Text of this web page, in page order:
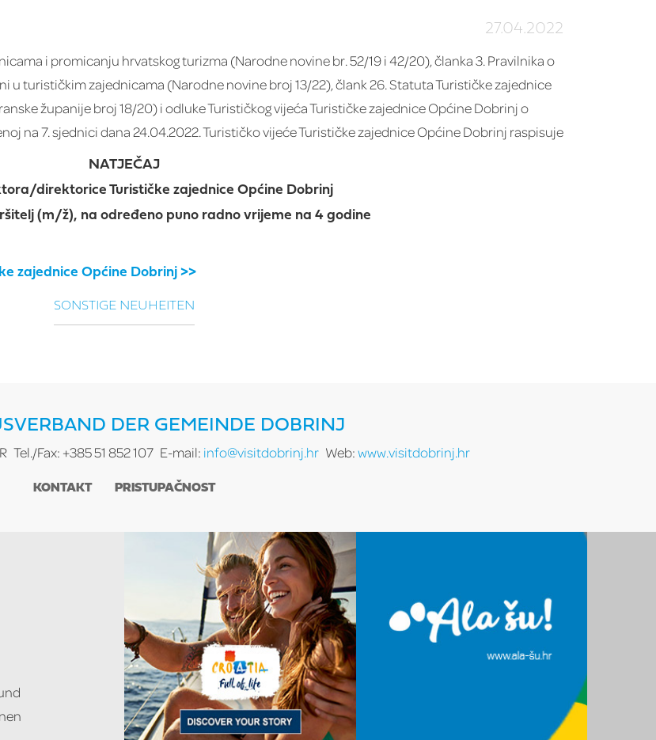
27.04.2022
i promicanju hrvatskog turizma (Narodne novine br. 52/19 i 42/20), članka 3. Pravilnika o
turističkim zajednicama (Narodne novine broj 13/22), člank 26. Statuta Turističke zajednice
županije broj 18/20) i odluke Turističkog vijeća Turističke zajednice Općine Dobrinj o
na 7. sjednici dana 24.04.2022. Turističko vijeće Turističke zajednice Općine Dobrinj raspisuje
NATJEČAJ
direktorice Turističke zajednice Općine Dobrinj
(m/ž), na određeno puno radno vrijeme na 4 godine
zajednice Općine Dobrinj >>
SONSTIGE NEUHEITEN
DER GEMEINDE DOBRINJ
Tel./Fax: +385 51 852 107 E-mail: info@visitdobrinj.hr Web:www.visitdobrinj.hr
KONTAKT PRISTUPAČNOST